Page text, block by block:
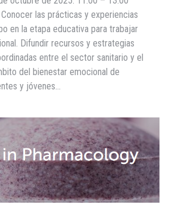
Conocer las prácticas y experiencias
en la etapa educativa para trabajar
Difundir recursos y estrategias
entre el sector sanitario y el
del bienestar emocional de
y jóvenes…